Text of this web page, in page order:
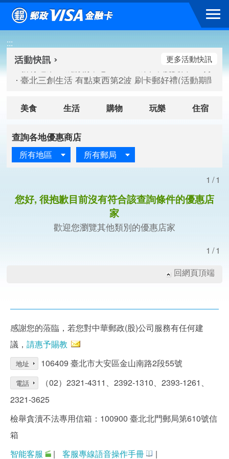
跳到主要內容區塊
:::
新竹遠東巨城購物中心 2026巨城年中慶夏日BIG好刷(
桃園大江國際購物中心 好饗去大江檔期(活動期間：
新竹遠東巨城購物中心 2026巨城年中慶夏日BIG好刷(
臺北三創生活 有點東西第2波 刷卡郵好禮(活動期間：
更多活動快訊
美食 生活 購物 玩樂 住宿
查詢各地優惠商店
所有地區 所有郵局
1/1
您好, 很抱歉目前沒有符合該查詢條件的優惠店
家
歡迎您瀏覽其他類別的優惠店家
1/1
回網頁頂端
感謝您的蒞臨，若您對中華郵政(股)公司服務有任何建
議， 請惠予賜教
地址 106409 臺北市大安區金山南路2段55號
電話
（02）2321-4311、2392-1310、2393-1261、
2321-3625
檢舉貪瀆不法專用信箱：100900 臺北北門郵局第610號信
箱
智能客服
| 客服專線語音操作手冊 |